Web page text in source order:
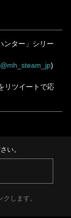
ンター」シリー
@mh_steam_jp)
リツイートで応
い。
します。